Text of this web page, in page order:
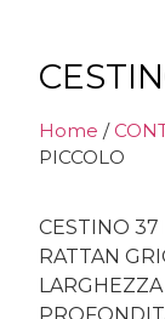
Home /
PICCOLO
CESTINO 37
RATTAN